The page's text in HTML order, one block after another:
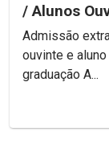
/ Alunos
Admissão
ouvinte e
graduação A...